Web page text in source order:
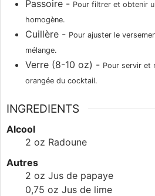
Passoire - Pour filtrer et obtenir
homogène.
Cuillère - Pour ajuster le
mélange.
Verre (8-10 oz) - Pour servir et
orangée du cocktail.
INGREDIENTS
Alcool
2 oz Radoune
Autres
2 oz Jus de papaye
0,75 oz Jus de lime